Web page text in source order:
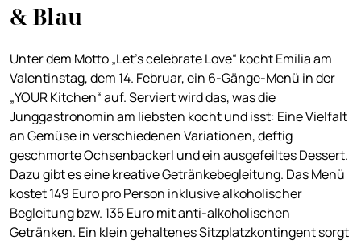
& Blau
Unter dem Motto „Let’s celebrate Love“ kocht Emilia am
Valentinstag, dem 14. Februar, ein 6-Gänge-Menü in der
„YOUR Kitchen“ auf. Serviert wird das, was die
Junggastronomin am liebsten kocht und isst: Eine Vielfalt
an Gemüse in verschiedenen Variationen, deftig
geschmorte Ochsenbackerl und ein ausgefeiltes Dessert.
Dazu gibt es eine kreative Getränkebegleitung. Das Menü
kostet 149 Euro pro Person inklusive alkoholischer
Begleitung bzw. 135 Euro mit anti-alkoholischen
Getränken. Ein klein gehaltenes Sitzplatzkontingent sorgt